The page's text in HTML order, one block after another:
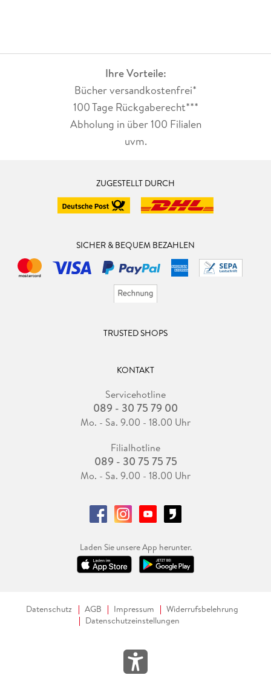
Ihre Vorteile:
Bücher versandkostenfrei*
100 Tage Rückgaberecht***
Abholung in über 100 Filialen
uvm.
ZUGESTELLT DURCH
SICHER & BEQUEM BEZAHLEN
TRUSTED SHOPS
KONTAKT
Servicehotline
089 - 30 75 79 00
Mo. - Sa. 9.00 - 18.00 Uhr
Filialhotline
089 - 30 75 75 75
Mo. - Sa. 9.00 - 18.00 Uhr
Laden Sie unsere App herunter.
Datenschutz AGB Impressum
Widerrufsbelehrung
Datenschutzeinstellungen